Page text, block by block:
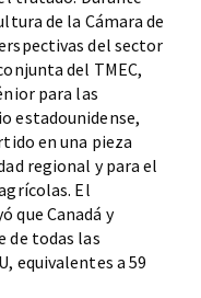
de la Cámara de
del sector
del TMEC,
para las
estadounidense,
en una pieza
regional y para el
El
que Canadá y
de todas las
equivalentes a 59